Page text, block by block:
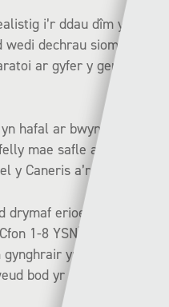
i’r ddau dîm yma yn
dechrau siomedig i ail
ar gyfer y gemau ail
hafal ar bwyntiau, wyth
mae safle awtomatig
Caneris a’r Robiniaid.
erioed yn y
1-8 YSN), ac mae’r
yn olynol am y
bod yr hyder yn isel yn